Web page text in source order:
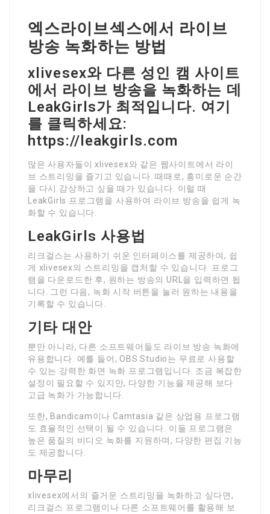
엑스라이브섹스에서 라이브
방송 녹화하는 방법
xlivesex와 다른 성인 캠 사이트
에서 라이브 방송을 녹화하는 데
LeakGirls가 최적입니다. 여기
를 클릭하세요:
https://leakgirls.com
많은 사용자들이 xlivesex와 같은 웹사이트에서 라이
브 스트리밍을 즐기고 있습니다. 때때로, 흥미로운 순간
을 다시 감상하고 싶을 때가 있습니다. 이럴 때
LeakGirls 프로그램을 사용하여 라이브 방송을 쉽게 녹
화할 수 있습니다.
LeakGirls 사용법
리크걸스는 사용하기 쉬운 인터페이스를 제공하여, 쉽
게 xlivesex의 스트리밍을 캡처할 수 있습니다. 프로그
램을 다운로드한 후, 원하는 방송의 URL을 입력하면 됩
니다. 그런 다음, 녹화 시작 버튼을 눌러 원하는 내용을
기록할 수 있습니다.
기타 대안
뿐만 아니라, 다른 소프트웨어들도 라이브 방송 녹화에
유용합니다. 예를 들어, OBS Studio는 무료로 사용할
수 있는 강력한 화면 녹화 프로그램입니다. 조금 복잡한
설정이 필요할 수 있지만, 다양한 기능을 제공해 보다
고급 녹화가 가능합니다.
또한, Bandicam이나 Camtasia 같은 상업용 프로그램
도 효율적인 선택이 될 수 있습니다. 이들 프로그램은
높은 품질의 비디오 녹화를 지원하며, 다양한 편집 기능
도 제공합니다.
마무리
xlivesex에서의 즐거운 스트리밍을 녹화하고 싶다면,
리크걸스 프로그램이나 다른 소프트웨어를 활용해 보